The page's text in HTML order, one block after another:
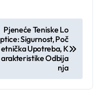
Pjeneće Teniske Lo
ptice: Sigurnost, Poč
etnička Upotreba, K
arakteristike Odbija
nja